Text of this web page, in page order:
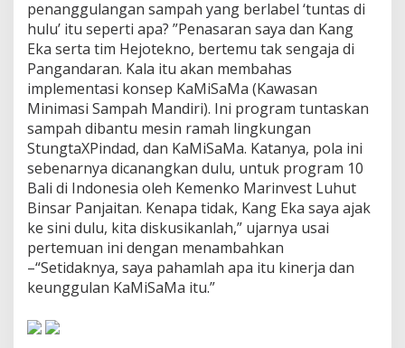
s
i
a
M
i
S
a
M
a
penanggulangan sampah yang berlabel ‘tuntas di
hulu’ itu seperti apa? ”Penasaran saya dan Kang
Eka serta tim Hejotekno, bertemu tak sengaja di
Pangandaran. Kala itu akan membahas
implementasi konsep KaMiSaMa (Kawasan
Minimasi Sampah Mandiri). Ini program tuntaskan
sampah dibantu mesin ramah lingkungan
StungtaXPindad, dan KaMiSaMa. Katanya, pola ini
sebenarnya dicanangkan dulu, untuk program 10
Bali di Indonesia oleh Kemenko Marinvest Luhut
Binsar Panjaitan. Kenapa tidak, Kang Eka saya ajak
ke sini dulu, kita diskusikanlah,” ujarnya usai
pertemuan ini dengan menambahkan
–“Setidaknya, saya pahamlah apa itu kinerja dan
keunggulan KaMiSaMa itu.”